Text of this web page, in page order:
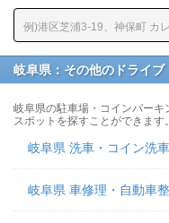
岐阜県：その他のドライブ
岐阜県の駐車場・コインパー
スポットを探すことができます。
岐阜県 洗車・コイン洗
岐阜県 車修理・自動車